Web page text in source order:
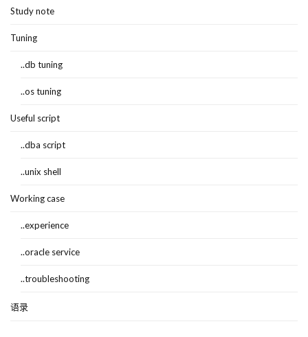
Study note
Tuning
..db tuning
..os tuning
Useful script
..dba script
..unix shell
Working case
..experience
..oracle service
..troubleshooting
语录